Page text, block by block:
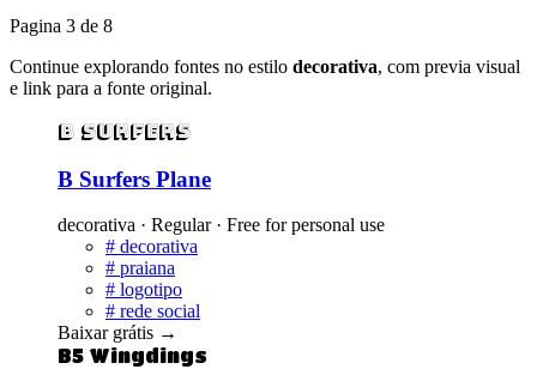
Pagina 3 de 8
Continue explorando fontes no estilo decorativa, com previa visual
e link para a fonte original.
B Surfers
B Surfers Plane
decorativa · Regular · Free for personal use
# decorativa
# praiana
# logotipo
# rede social
Baixar grátis →
B5 Wingdings